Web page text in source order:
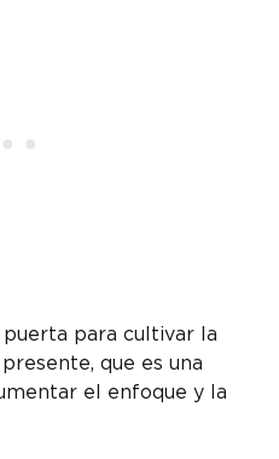
para cultivar la
que es una
el enfoque y la